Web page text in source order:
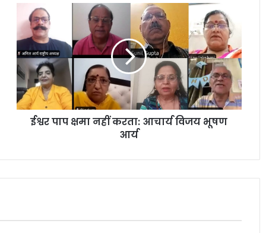
ईश्वर पाप क्षमा नहीं करता: आचार्य विजय भूषण
आर्य